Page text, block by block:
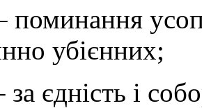
поминання
убієнних;
за єдність і